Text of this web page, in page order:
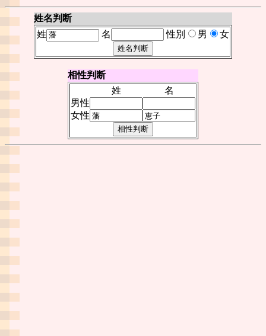
姓名判断
姓
名 性別 男 女
相性判断
姓
名
男性
女性